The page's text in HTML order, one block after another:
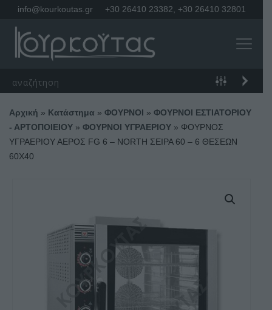
info@kourkoutas.gr +30 26410 23382 +30 26410 32801
Αρχική » Κατάστημα » ΦΟΥΡΝΟΙ » ΦΟΥΡΝΟΙ ΕΣΤΙΑΤΟΡΙΟΥ
- ΑΡΤΟΠΟΙΕΙΟΥ » ΦΟΥΡΝΟΙ ΥΓΡΑΕΡΙΟΥ » ΦΟΥΡΝΟΣ
ΥΓΡΑΕΡΙΟΥ ΑΕΡΟΣ FG 6 – NORTH ΣΕΙΡΑ 60 – 6 ΘΕΣΕΩΝ
60Χ40